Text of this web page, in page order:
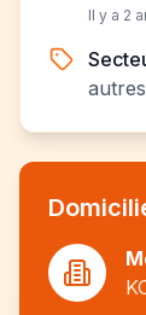
Il y a 2